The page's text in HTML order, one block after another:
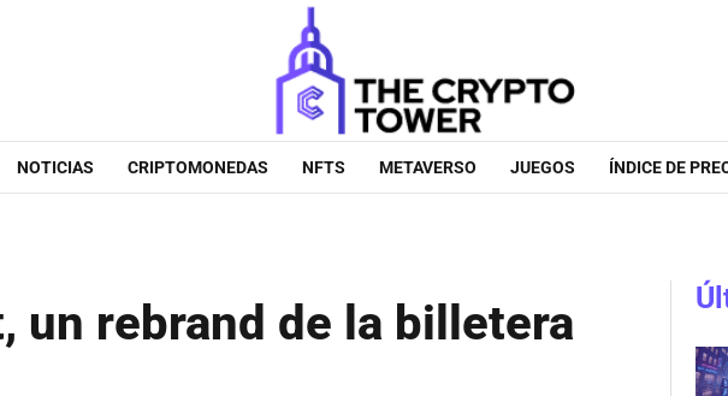
NOTICIAS CRIPTOMONEDAS NFTS METAVERSO JUEGOS ÍNDICE DE
un rebrand de la billetera